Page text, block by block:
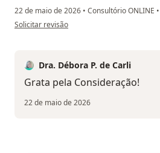
22 de maio de 2026 • Consultório ONLINE •
na opinião do utilizador Rose
Solicitar revisão
Dra. Débora P. de Carli
Grata pela Consideração!
22 de maio de 2026